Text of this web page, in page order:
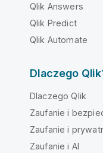
Qlik Answers
Qlik Predict
Qlik Automate
Dlaczego
Dlaczego Qlik
Zaufanie i
Zaufanie i
Zaufanie i AI